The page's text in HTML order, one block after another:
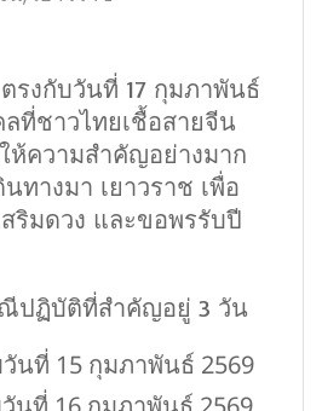
ตรงกับวันที่ 17 กุมภาพันธ์
ลที่ชาวไทยเชื้อสายจีน
ห้ความสำคัญอย่างมาก
ทางมา เยาวราช เพื่อ
ริมดวง และขอพรรับปี
ปฏิบัติที่สำคัญอยู่ 3 วัน
นที่ 15 กุมภาพันธ์ 2569